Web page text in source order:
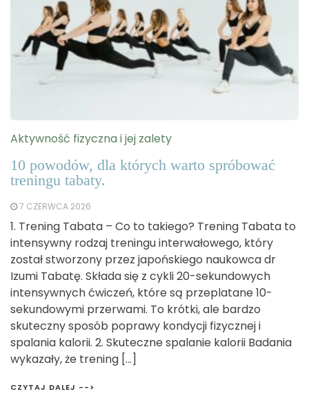
Aktywność fizyczna i jej zalety
10 powodów, dla których warto spróbować
treningu tabaty.
7 CZERWCA 2026
1. Trening Tabata – Co to takiego? Trening Tabata to
intensywny rodzaj treningu interwałowego, który
został stworzony przez japońskiego naukowca dr
Izumi Tabatę. Składa się z cykli 20-sekundowych
intensywnych ćwiczeń, które są przeplatane 10-
sekundowymi przerwami. To krótki, ale bardzo
skuteczny sposób poprawy kondycji fizycznej i
spalania kalorii. 2. Skuteczne spalanie kalorii Badania
wykazały, że trening […]
CZYTAJ DALEJ -->